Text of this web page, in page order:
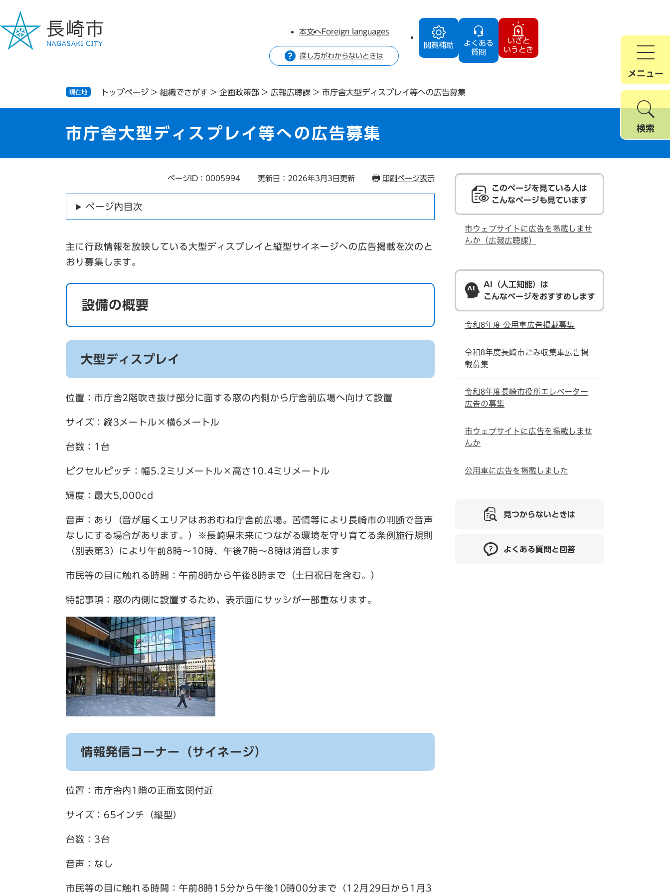
ジ
で
ュ
ば
閲覧補助
よくある
質問
いざと
いうとき
本文へForeign languages
探し方がわからないときは
メニュー
検索
現在地 トップページ > 組織でさがす > 企画政策部 > 広報広聴課 > 市庁舎大型ディスプレイ等への広告募集
市庁舎大型ディスプレイ等への広告募集
ページID：0005994 更新日：2026年3月3日更新 印刷ページ表示
ページ内目次
主に行政情報を放映している大型ディスプレイと縦型サイネージへの広告掲載を次のと
おり募集します。
設備の概要
大型ディスプレイ
位置：市庁舎2階吹き抜け部分に面する窓の内側から庁舎前広場へ向けて設置
サイズ：縦3メートル×横6メートル
台数：1台
ピクセルピッチ：幅5.2ミリメートル×高さ10.4ミリメートル
輝度：最大5,000cd
音声：あり（音が届くエリアはおおむね庁舎前広場。苦情等により長崎市の判断で音声
なしにする場合があります。）※長崎県未来につながる環境を守り育てる条例施行規則
（別表第3）により午前8時～10時、午後7時～8時は消音します
市民等の目に触れる時間：午前8時から午後8時まで（土日祝日を含む。）
特記事項：窓の内側に設置するため、表示面にサッシが一部重なります。
情報発信コーナー（サイネージ）
位置：市庁舎内1階の正面玄関付近
サイズ：65インチ（縦型）
台数：3台
音声：なし
市民等の目に触れる時間：午前8時15分から午後10時00分まで（12月29日から1月3
このページを見ている人は
こんなページも見ています
市ウェブサイトに広告を掲載しませ
んか（広報広聴課）
AI（人工知能）は
こんなページをおすすめします
令和8年度 公用車広告掲載募集
令和8年度長崎市ごみ収集車広告掲
載募集
令和8年度長崎市役所エレベーター
広告の募集
市ウェブサイトに広告を掲載しませ
んか
公用車に広告を掲載しました
見つからないときは
よくある質問と回答